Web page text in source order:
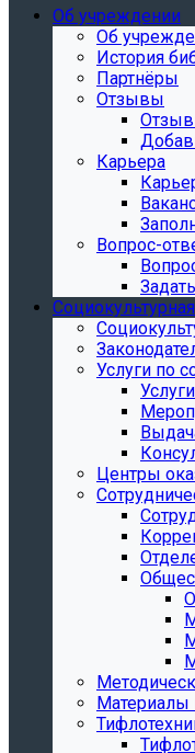
Об учреждении
Об
История
Партнёры
Отзывы
Карьера
Вопрос-
Услуги по
Центры
Материалы